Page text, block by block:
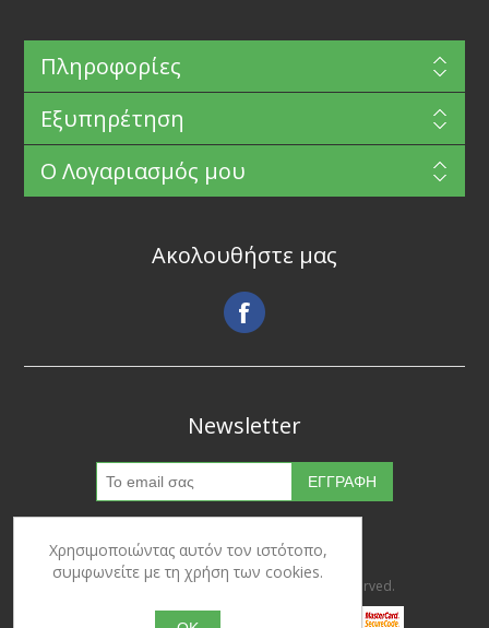
Πληροφορίες
Εξυπηρέτηση
Ο Λογαριασμός μου
Ακολουθήστε μας
Newsletter
Copyright © 2026 Ypertrofes. All rights reserved.
Χρησιμοποιώντας αυτόν τον ιστότοπο,
συμφωνείτε με τη χρήση των cookies.